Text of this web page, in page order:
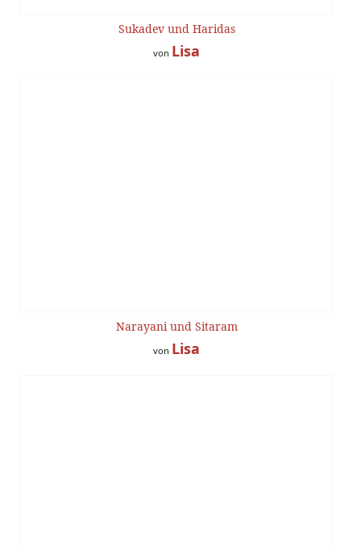
Sukadev und Haridas
von Lisa
Narayani und Sitaram
von Lisa